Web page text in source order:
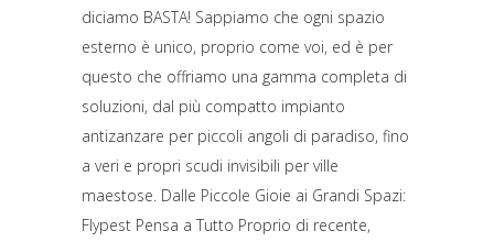
diciamo BASTA! Sappiamo che ogni spazio
esterno è unico, proprio come voi, ed è per
questo che offriamo una gamma completa di
soluzioni, dal più compatto impianto
antizanzare per piccoli angoli di paradiso, fino
a veri e propri scudi invisibili per ville
maestose. Dalle Piccole Gioie ai Grandi Spazi:
Flypest Pensa a Tutto Proprio di recente,